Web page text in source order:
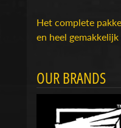
Het complete
en heel
OUR BRANDS